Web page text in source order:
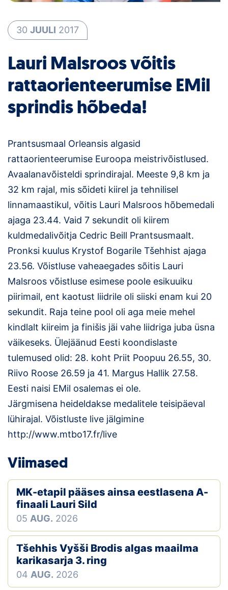
Kontakt
Kaardid
Koondised
Tule klubisse!
Tulemused
Dokumendid
Klubid
Suletud maastikud
Püsirajad
Koolitused
OTSI
30 JUULI 2017
Lauri Malsroos võitis
rattaorienteerumise EMil
sprindis hõbeda!
Prantsusmaal Orleansis algasid
rattaorienteerumise Euroopa meistrivõistlused.
Avaalanavõisteldi sprindirajal. Meeste 9,8 km ja
32 km rajal, mis sõideti kiirel ja tehnilisel
linnamaastikul, võitis Lauri Malsroos hõbemedali
ajaga 23.44. Vaid 7 sekundit oli kiirem
kuldmedalivõitja Cedric Beill Prantsusmaalt.
Pronksi kuulus Krystof Bogarile Tšehhist ajaga
23.56. Võistluse vaheaegades sõitis Lauri
Malsroos võistluse esimese poole esikuuiku
piirimail, ent kaotust liidrile oli siiski enam kui 20
sekundit. Raja teine pool oli aga meie mehel
kindlalt kiireim ja finišis jäi vahe liidriga juba üsna
väikeseks. Ülejäänud Eesti koondislaste
tulemused olid: 28. koht Priit Poopuu 26.55, 30.
Riivo Roose 26.59 ja 41. Margus Hallik 27.58.
Eesti naisi EMil osalemas ei ole.
Järgmisena heideldakse medalitele teisipäeval
lühirajal. Võistluste live jälgimine
http://www.mtbo17.fr/live
Viimased
MK-etapil pääses ainsa eestlasena A-
finaali Lauri Sild
05 AUG. 2026
Tšehhis Vyšši Brodis algas maailma
karikasarja 3. ring
04 AUG. 2026